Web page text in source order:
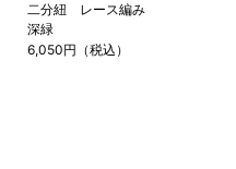
二分紐 レース編み
深緑
6,050円（税込）